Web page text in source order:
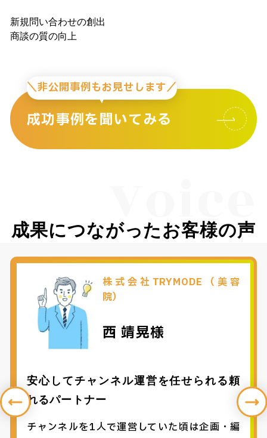
新規問い合わせの創出
商談の質の向上
＼非公開事例もお見せします／
成功事例を聞いてみる
Voice
成果につながったお客様の声
株式会社TRYMODE（美容
院）
西 靖晃様
安心してチャンネル運営を任せられる頼
れるパートナー
チャンネルを1人で運営していた頃は企画・編